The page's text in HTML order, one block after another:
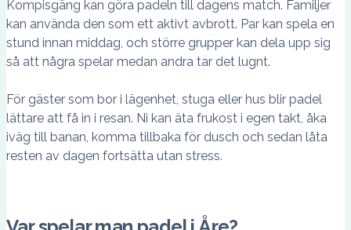
Kompisgäng kan göra padeln till dagens match. Familjer
kan använda den som ett aktivt avbrott. Par kan spela en
stund innan middag, och större grupper kan dela upp sig
så att några spelar medan andra tar det lugnt.
För gäster som bor i lägenhet, stuga eller hus blir padel
lättare att få in i resan. Ni kan äta frukost i egen takt, åka
iväg till banan, komma tillbaka för dusch och sedan låta
resten av dagen fortsätta utan stress.